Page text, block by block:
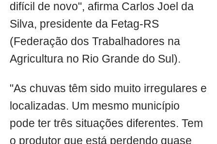
difícil de novo", afirma Carlos Joel da
Silva, presidente da Fetag-RS
(Federação dos Trabalhadores na
Agricultura no Rio Grande do Sul).
"As chuvas têm sido muito irregulares e
localizadas. Um mesmo município
pode ter três situações diferentes. Tem
o produtor que está perdendo quase